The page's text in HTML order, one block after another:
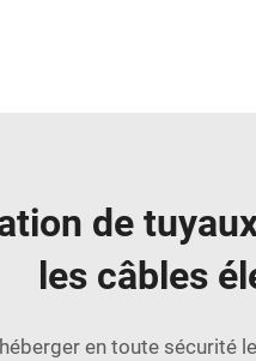
de
les câbles
en toute sécurité